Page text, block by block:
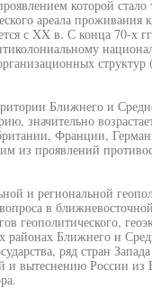
которой стало
ареала проживания
с XX в. С конца 70-х
структур
Ближнего и
значительно
Франции,
из проявлений
и региональной
в
геополитического,
районах Ближнего и
ряд стран
и вытеснению России из